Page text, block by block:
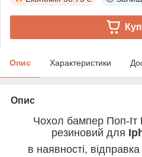
Опис Характеристики
Опис
Чохол бампер Поп-Іт
резиновий для
в наявності,